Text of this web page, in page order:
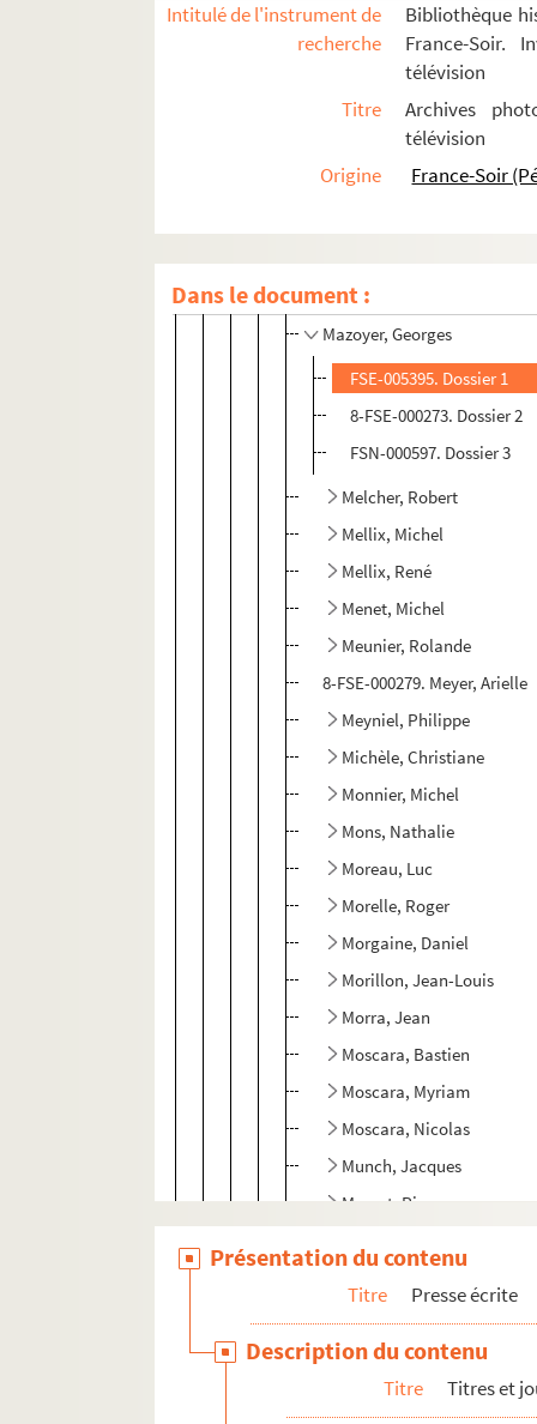
Intitulé de l'instrument de
recherche
Bibliothèque
France-Soir.
télévision
Titre
Archives
télévision
Origine
France-Soir
Dans le document :
8-FSE-000274. Martin, G. H.
Marzorati, Jean-Louis
Mascolo, Dominique
Masset, Jean-Pierre
Massot, Claude
Mauduit, Jean
Mazoyer, Georges
FSE-005395. Dossier 1
8-FSE-000273. Dossier 2
FSN-000597. Dossier 3
Melcher, Robert
Mellix, Michel
Mellix, René
Menet, Michel
Meunier, Rolande
8-FSE-000279. Meyer, Arielle
Meyniel, Philippe
Michèle, Christiane
Monnier, Michel
Mons, Nathalie
Moreau, Luc
Morelle, Roger
Morgaine, Daniel
Morillon, Jean-Louis
Morra, Jean
Moscara, Bastien
Moscara, Myriam
Moscara, Nicolas
Munch, Jacques
Musset, Pierre
N
P
R
Présentation du contenu
Titre Presse écrite
Description du contenu
Titre Titres et